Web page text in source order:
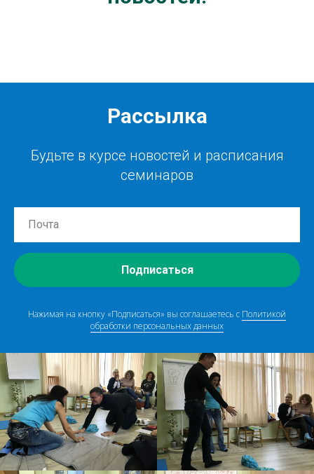
Рассылка
Будьте в курсе новостей и расписания
семинаров
Подписаться
Нажимая на кнопку «Подписаться» вы соглашаетесь с Политикой
обработки персональных данных